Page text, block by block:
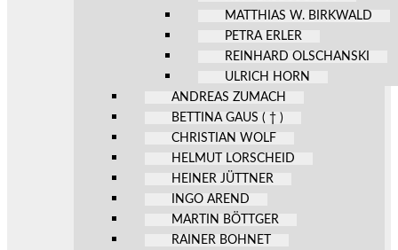
MATTHIAS W. BIRKWALD
PETRA ERLER
REINHARD OLSCHANSKI
ULRICH HORN
ANDREAS ZUMACH
BETTINA GAUS ( † )
CHRISTIAN WOLF
HELMUT LORSCHEID
HEINER JÜTTNER
INGO AREND
MARTIN BÖTTGER
RAINER BOHNET